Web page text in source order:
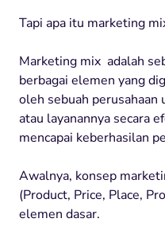
Tapi apa itu marketing
Marketing mix adalah
berbagai elemen yang
oleh sebuah perusahaan
atau layanannya secara
mencapai keberhasilan
Awalnya, konsep
(Product, Price, Place,
elemen dasar.